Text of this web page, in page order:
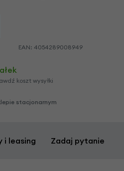
EAN: 4054289008949
koszt wysyłki
stacjonarnym
i leasing Zadaj pytanie